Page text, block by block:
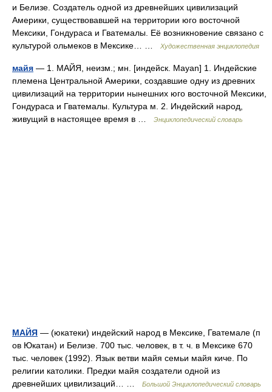
и Белизе. Создатель одной из древнейших цивилизаций
Америки, существовавшей на территории юго восточной
Мексики, Гондураса и Гватемалы. Её возникновение связано с
культурой ольмеков в Мексике… …
Художественная энциклопедия
майя — 1. МАЙЯ, неизм.; мн. [индейск. Mayan] 1. Индейские
племена Центральной Америки, создавшие одну из древних
цивилизаций на территории нынешних юго восточной Мексики,
Гондураса и Гватемалы. Культура м. 2. Индейский народ,
живущий в настоящее время в …
Энциклопедический словарь
МАЙЯ — (юкатеки) индейский народ в Мексике, Гватемале (п
ов Юкатан) и Белизе. 700 тыс. человек, в т. ч. в Мексике 670
тыс. человек (1992). Язык ветви майя семьи майя киче. По
религии католики. Предки майя создатели одной из
древнейших цивилизаций… …
Большой Энциклопедический словарь